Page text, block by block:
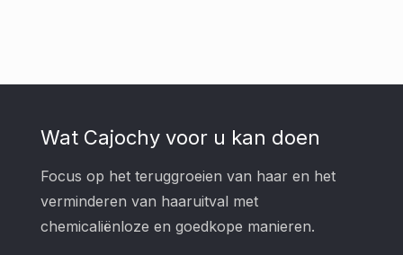
Wat Cajochy voor u kan doen
Focus op het teruggroeien van haar en het
verminderen van haaruitval met
chemicaliënloze en goedkope manieren.